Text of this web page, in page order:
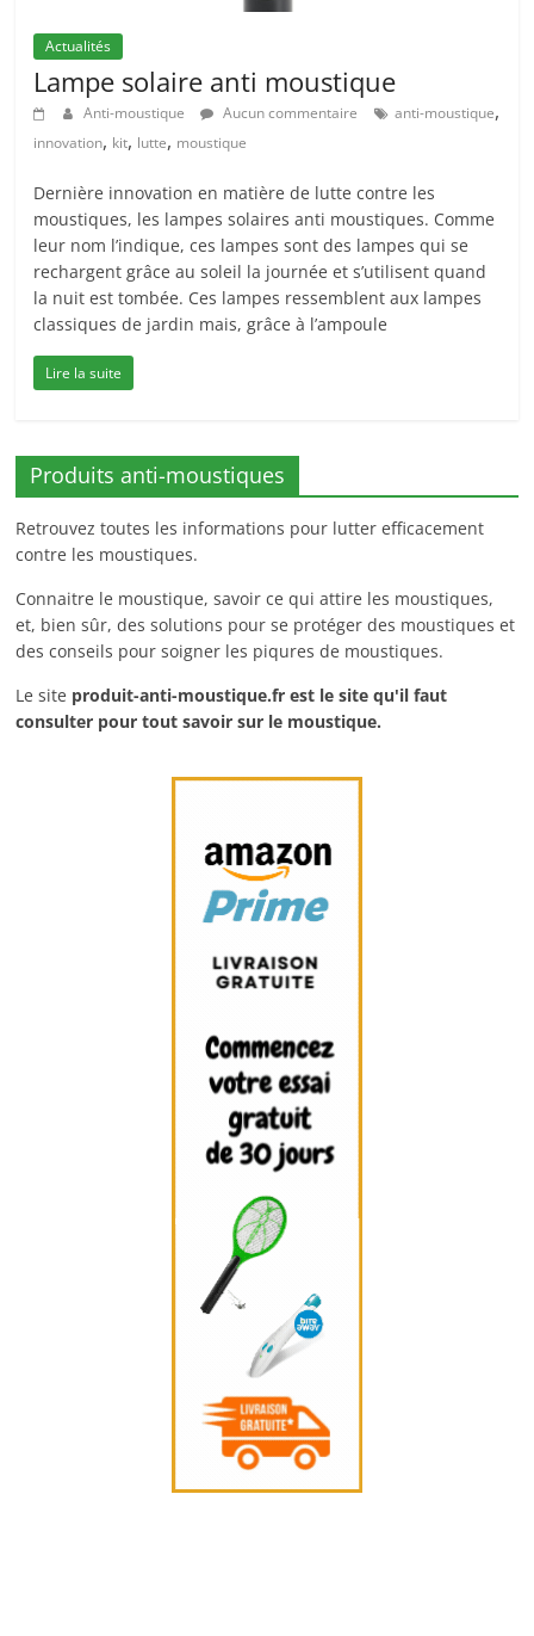
Actualités
Lampe solaire anti moustique
Anti-moustique Aucun commentaire anti-moustique,
innovation, kit, lutte, moustique
Dernière innovation en matière de lutte contre les
moustiques, les lampes solaires anti moustiques. Comme
leur nom l’indique, ces lampes sont des lampes qui se
rechargent grâce au soleil la journée et s’utilisent quand
la nuit est tombée. Ces lampes ressemblent aux lampes
classiques de jardin mais, grâce à l’ampoule
Lire la suite
Produits anti-moustiques
Retrouvez toutes les informations pour lutter efficacement
contre les moustiques.
Connaitre le moustique, savoir ce qui attire les moustiques,
et, bien sûr, des solutions pour se protéger des moustiques et
des conseils pour soigner les piqures de moustiques.
Le site produit-anti-moustique.fr est le site qu'il faut
consulter pour tout savoir sur le moustique.